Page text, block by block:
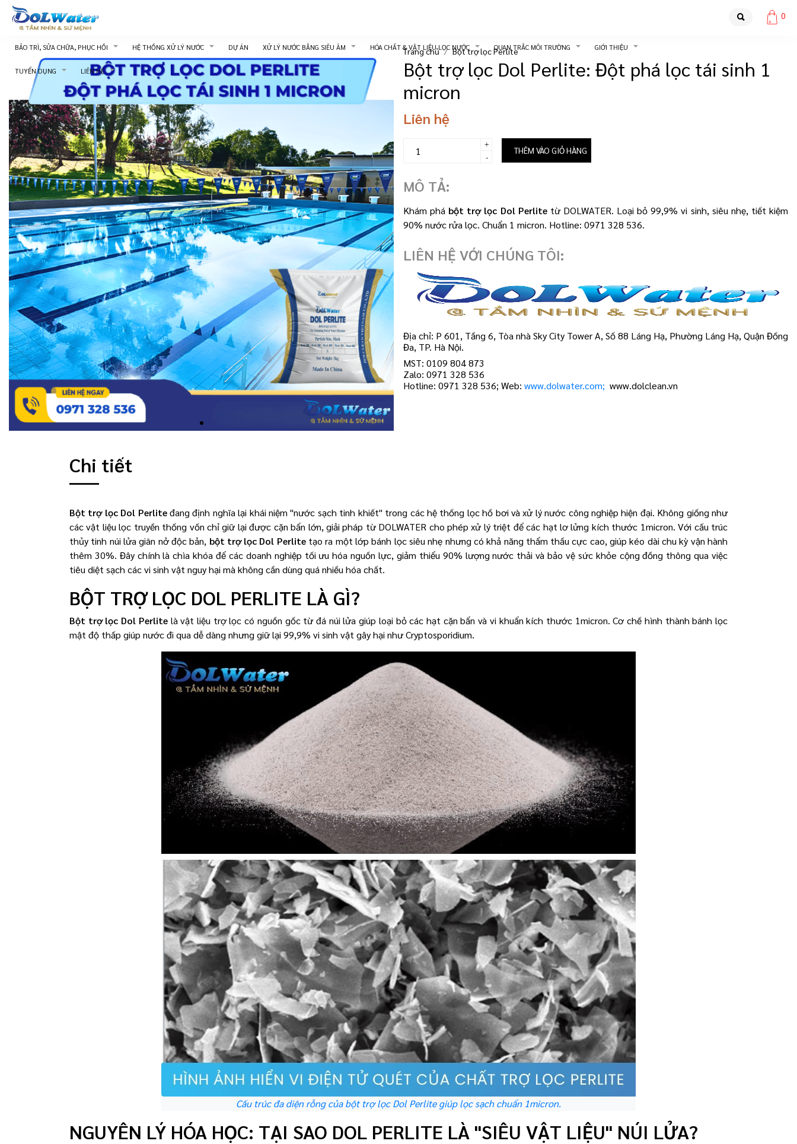
BẢO TRÌ, SỬA CHỮA, PHỤC HỒI HỆ THỐNG XỬ LÝ NƯỚC DỰ ÁN XỬ LÝ NƯỚC BẰNG SIÊU ÂM HÓA CHẤT & VẬT LIỆU LỌC NƯỚC QUAN TRẮC MÔI TRƯỜNG GIỚI THIỆU
TUYỂN DỤNG LIÊN HỆ
0
Trang chủ Bột trợ lọc Perlite
Bột trợ lọc Dol Perlite: Đột phá lọc tái sinh 1
micron
Liên hệ
+
-
THÊM VÀO GIỎ HÀNG
MÔ TẢ:
Khám phá bột trợ lọc Dol Perlitetừ DOLWATER. Loại bỏ 99,9% vi sinh, siêu nhẹ, tiết kiệm
90% nước rửa lọc. Chuẩn 1 micron. Hotline: 0971 328 536.
LIÊN HỆ VỚI CHÚNG TÔI:
Địa chỉ: P 601, Tầng 6, Tòa nhà Sky City Tower A, Số 88 Láng Hạ, Phường Láng Hạ, Quận Đống
Đa, TP. Hà Nội.
MST: 0109 804 873
Zalo: 0971 328 536
Hotline: 0971 328 536; Web: www.dolwater.com; www.dolclean.vn
Chi tiết
Bột trợ lọc Dol Perliteđang định nghĩa lại khái niệm "nước sạch tinh khiết" trong các hệ thống lọc hồ bơi và xử lý nước công nghiệp hiện đại. Không giống như
các vật liệu lọc truyền thống vốn chỉ giữ lại được cặn bẩn lớn, giải pháp từ DOLWATER cho phép xử lý triệt để các hạt lơ lửng kích thước 1micron. Với cấu trúc
thủy tinh núi lửa giãn nở độc bản, bột trợ lọc Dol Perlitetạo ra một lớp bánh lọc siêu nhẹ nhưng có khả năng thẩm thấu cực cao, giúp kéo dài chu kỳ vận hành
thêm 30%. Đây chính là chìa khóa để các doanh nghiệp tối ưu hóa nguồn lực, giảm thiểu 90% lượng nước thải và bảo vệ sức khỏe cộng đồng thông qua việc
tiêu diệt sạch các vi sinh vật nguy hại mà không cần dùng quá nhiều hóa chất.
BỘT TRỢ LỌC DOL PERLITE LÀ GÌ?
Bột trợ lọc Dol Perlitelà vật liệu trợ lọc có nguồn gốc từ đá núi lửa giúp loại bỏ các hạt cặn bẩn và vi khuẩn kích thước 1micron. Cơ chế hình thành bánh lọc
mật độ thấp giúp nước đi qua dễ dàng nhưng giữ lại 99,9% vi sinh vật gây hại như Cryptosporidium.
Cấu trúc đa diện rỗng của bột trợ lọc Dol Perlite giúp lọc sạch chuẩn 1micron.
NGUYÊN LÝ HÓA HỌC: TẠI SAO DOL PERLITE LÀ "SIÊU VẬT LIỆU" NÚI LỬA?